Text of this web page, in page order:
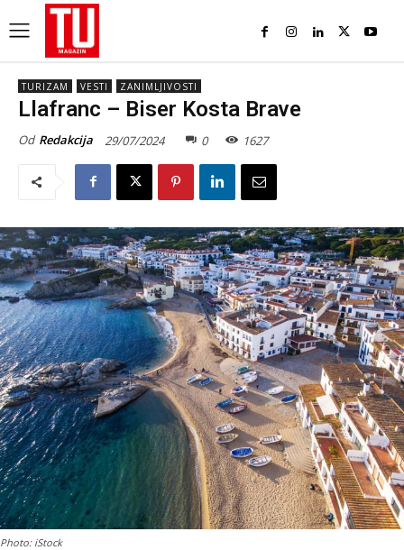
TURIZAM VESTI ZANIMLJIVOSTI
Llafranc – Biser Kosta Brave
Od Redakcija 29/07/2024 0 1627
Photo: iStock